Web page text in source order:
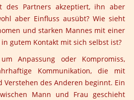
des Partners akzeptiert, ihn aber
aber Einfluss ausübt? Wie sieht
und starken Mannes mit einer
gutem Kontakt mit sich selbst ist?
Anpassung oder Kompromiss,
Kommunikation, die mit
des Anderen beginnt. Ein
Mann und Frau geschieht